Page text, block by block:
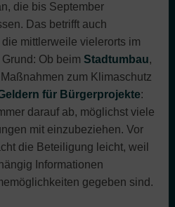
die bis September
Das betrifft auch
mittlerweile vielerorts im
Ob beim Stadtumbau,
zum Klimaschutz
für Bürgerprojekte:
darauf ab, möglichst viele
mit einzubeziehen. Vor
die Beteiligung leicht, weil
Informationen
gegeben sind.